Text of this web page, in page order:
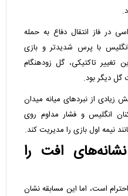
در فاز انتقال دفاع به حمله
با پرس شدیدتر و بازی
تغییر تاکتیکی، گل زودهنگام
گل دیگر بود.
بخش زیادی از نبردهای میانه میدان
انگلیس و فشار مداوم روی
نیمه اول بازی را مدیریت کند.
افت را
است، اما این مسابقه نشان